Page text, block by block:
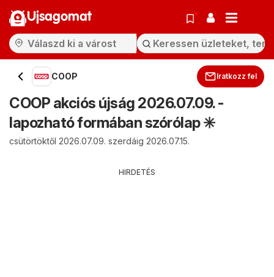
Ujsagomat
COOP Iratkozz fel
COOP akciós újság 2026.07.09. -
lapozható formában szórólap ✳️
csütörtöktől 2026.07.09. szerdáig 2026.07.15.
HIRDETÉS